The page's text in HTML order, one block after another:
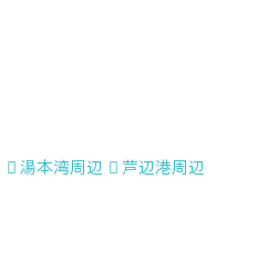
湯本湾周辺
芦辺港周辺